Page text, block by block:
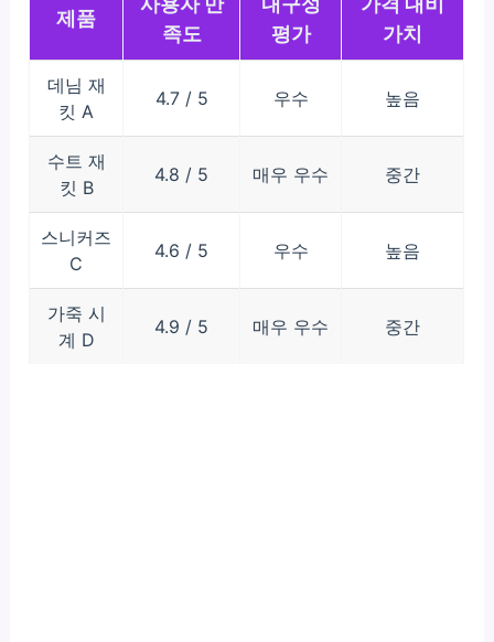
제품
족도
평가
가치
데님 재
킷 A
4.7 / 5 우수 높음
수트 재
킷 B
4.8 / 5 매우 우수 중간
스니커즈
C
4.6 / 5 우수 높음
가죽 시
계 D
4.9 / 5 매우 우수 중간